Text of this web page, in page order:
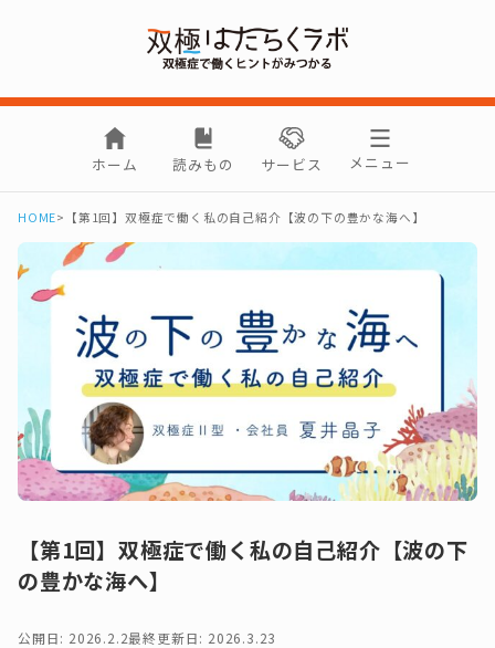
ホーム 読みもの サービス メニュー
HOME> 【第1回】双極症で働く私の自己紹介【波の下の豊かな海へ】
【第1回】双極症で働く私の自己紹介【波の下
の豊かな海へ】
公開日: 2026.2.2最終更新日: 2026.3.23